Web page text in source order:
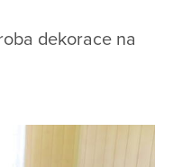
dekorace na